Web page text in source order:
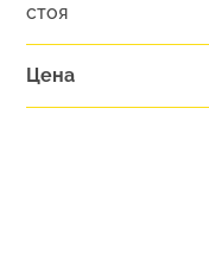
стоя
Цена